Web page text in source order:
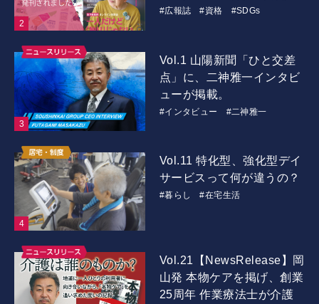
#広報誌
#資格 #SDGs
Vol.1 山陽新聞「ひと交差
点」に、二神雅一インタビ
ューが掲載。
#インタビュー #二神雅一
Vol.11 特化型、強化型デイ
サービスって何が違うの？
#暮らし #在宅生活
Vol.21【NewsRelease】岡
山発 本物ケアを掲げ、創業
25周年 作業療法士が介護